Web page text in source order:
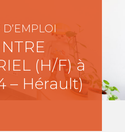
(H/F) à
– Hérault)